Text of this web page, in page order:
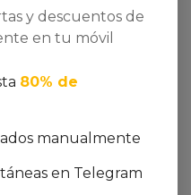
Dto. -5%
y descuentos de
en tu móvil
80% de
manualmente
en Telegram